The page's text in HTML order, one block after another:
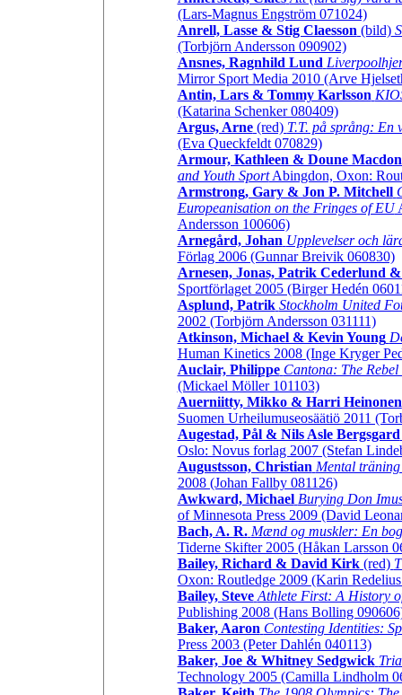
(Lars-Magnus Engström 071024)
Anrell, Lasse & Stig Claesson (bild)
(Torbjörn Andersson 090902)
Ansnes, Ragnhild Lund
Mirror Sport Media 2010 (Arve
Antin, Lars & Tommy Karlsson
(Katarina Schenker 080409)
Argus, Arne(red) T.T. på språng: En
(Eva Queckfeldt 070829)
Armour, Kathleen & Doune
and Youth SportAbingdon, Oxon:
Armstrong, Gary & Jon P. Mitchell
Europeanisation on the Fringes of EU
Andersson 100606)
Arnegård, Johan Upplevelser och
Förlag 2006 (Gunnar Breivik 060830)
Arnesen, Jonas, Patrik Cederlund
Sportförlaget 2005 (Birger Hedén
Asplund, Patrik Stockholm United
2002 (Torbjörn Andersson 031111)
Atkinson, Michael & Kevin Young
Human Kinetics 2008 (Inge Kryger
Auclair, Philippe Cantona: The
(Mickael Möller 101103)
Auerniitty, Mikko & Harri Heinonen
Suomen Urheilumuseosäätiö 2011
Augestad, Pål & Nils Asle Bergsgard
Oslo: Novus forlag 2007 (Stefan
Augustsson, Christian Mental
2008 (Johan Fallby 081126)
Awkward, Michael Burying Don
of Minnesota Press 2009 (David
Bach, A. R. Mænd og muskler: En
Tiderne Skifter 2005 (Håkan Larsson
Bailey, Richard & David Kirk(red)
Oxon: Routledge 2009 (Karin
Bailey, Steve Athlete First: A History
Publishing 2008 (Hans Bolling
Baker, Aaron Contesting Identities:
Press 2003 (Peter Dahlén 040113)
Baker, Joe & Whitney Sedgwick
Technology 2005 (Camilla Lindholm